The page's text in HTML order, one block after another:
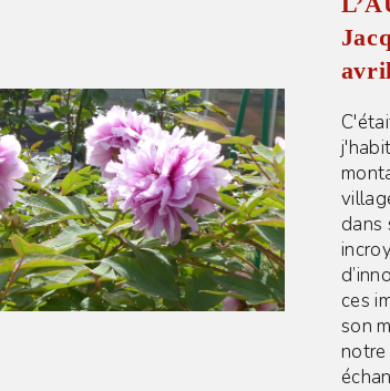
dans
ces
son
notre